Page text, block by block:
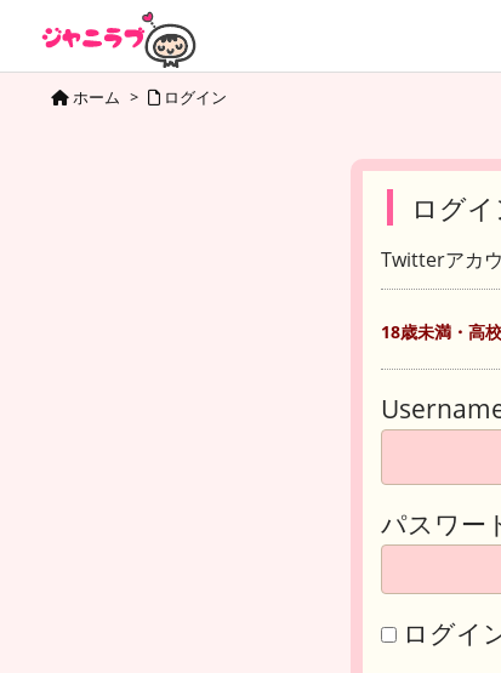
ホーム > ログイン
ログイ
Twitterアカ
18歳未満・高
パスワー
ログイ